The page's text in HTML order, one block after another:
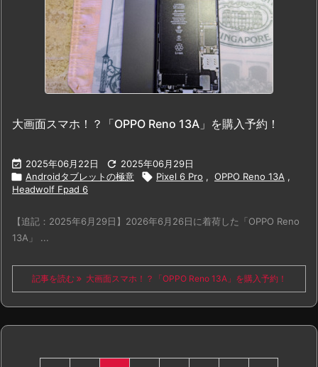
大画面スマホ！？「OPPO Reno 13A」を購入予約！
 2025年06月22日  2025年06月29日
 Androidタブレットの極意  Pixel 6 Pro , OPPO Reno 13A ,
Headwolf Fpad 6
【追記：2025年6月29日】2026年6月26日に着荷した「OPPO Reno
13A」 ...
記事を読む 大画面スマホ！？「OPPO Reno 13A」を購入予約！